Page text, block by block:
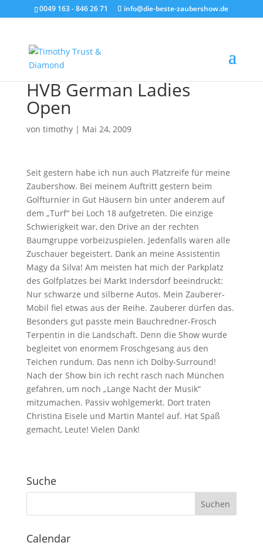
0049 163 - 846 26 71 info@die-beste-zaubershow.de
HVB German Ladies
Open
von timothy| Mai 24, 2009
Seit gestern habe ich nun auch Platzreife für meine
Zaubershow. Bei meinem Auftritt gestern beim
Golfturnier in Gut Häusern bin unter anderem auf
dem „Turf“ bei Loch 18 aufgetreten. Die einzige
Schwierigkeit war, den Drive an der rechten
Baumgruppe vorbeizuspielen. Jedenfalls waren alle
Zuschauer begeistert. Dank an meine Assistentin
Magy da Silva! Am meisten hat mich der Parkplatz
des Golfplatzes bei Markt Indersdorf beeindruckt:
Nur schwarze und silberne Autos. Mein Zauberer-
Mobil fiel etwas aus der Reihe. Zauberer dürfen das.
Besonders gut passte mein Bauchredner-Frosch
Terpentin in die Landschaft. Denn die Show wurde
begleitet von enormem Froschgesang aus den
Teichen rundum. Das nenn ich Dolby-Surround!
Nach der Show bin ich recht rasch nach München
gefahren, um noch „Lange Nacht der Musik“
mitzumachen. Passiv wohlgemerkt. Dort traten
Christina Eisele und Martin Mantel auf. Hat Spaß
gemacht, Leute! Vielen Dank!
Suche
Calendar